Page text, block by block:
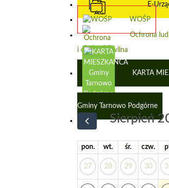
E-
WOŚP
Ochrona
i obrona cywilna
KARTA
Gminy Tarnowo Podgórne
Sierpień
pon. wt. śr. czw.
27 28 29 30